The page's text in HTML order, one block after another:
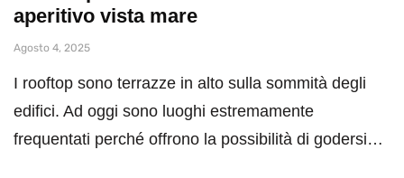
aperitivo vista mare
Agosto 4, 2025
I rooftop sono terrazze in alto sulla sommità degli
edifici. Ad oggi sono luoghi estremamente
frequentati perché offrono la possibilità di godersi…